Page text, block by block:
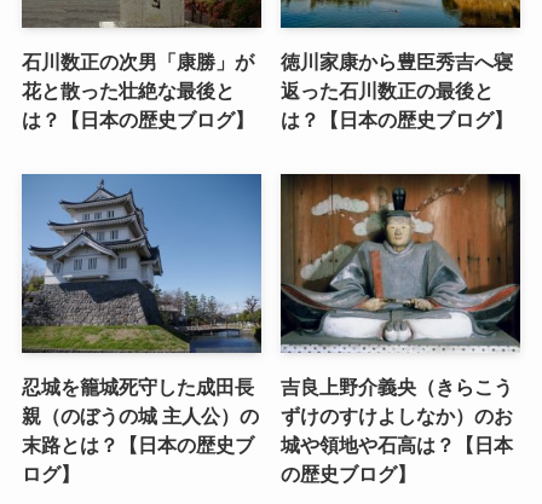
石川数正の次男「康勝」が
花と散った壮絶な最後と
は？【日本の歴史ブログ】
徳川家康から豊臣秀吉へ寝
返った石川数正の最後と
は？【日本の歴史ブログ】
忍城を籠城死守した成田長
親（のぼうの城 主人公）の
末路とは？【日本の歴史ブ
ログ】
吉良上野介義央（きらこう
ずけのすけよしなか）のお
城や領地や石高は？【日本
の歴史ブログ】